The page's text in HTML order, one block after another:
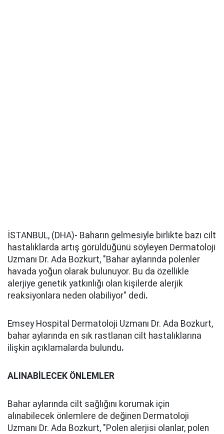
İSTANBUL, (DHA)- Baharın gelmesiyle birlikte bazı cilt
hastalıklarda artış görüldüğünü söyleyen Dermatoloji
Uzmanı Dr. Ada Bozkurt, "Bahar aylarında polenler
havada yoğun olarak bulunuyor. Bu da özellikle
alerjiye genetik yatkınlığı olan kişilerde alerjik
reaksiyonlara neden olabiliyor" dedi.
Emsey Hospital Dermatoloji Uzmanı Dr. Ada Bozkurt,
bahar aylarında en sık rastlanan cilt hastalıklarına
ilişkin açıklamalarda bulundu.
ALINABİLECEK ÖNLEMLER
Bahar aylarında cilt sağlığını korumak için
alınabilecek önlemlere de değinen Dermatoloji
Uzmanı Dr. Ada Bozkurt, "Polen alerjisi olanlar, polen